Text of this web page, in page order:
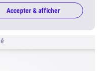
Accepter & afficher